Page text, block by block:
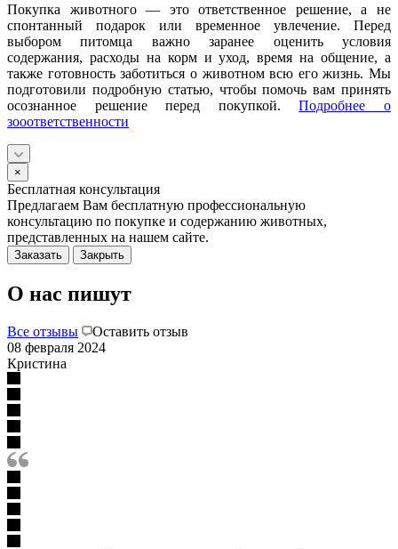
Покупка животного — это ответственное решение, а не
спонтанный подарок или временное увлечение. Перед
выбором питомца важно заранее оценить условия
содержания, расходы на корм и уход, время на общение, а
также готовность заботиться о животном всю его жизнь. Мы
подготовили подробную статью, чтобы помочь вам принять
осознанное решение перед покупкой.Подробнее о
зооответственности
×
Бесплатная консультация
Предлагаем Вам бесплатную профессиональную
консультацию по покупке и содержанию животных,
представленных на нашем сайте.
Заказать Закрыть
О нас пишут
Все отзывы
Оставить отзыв
08 февраля 2024
Кристина